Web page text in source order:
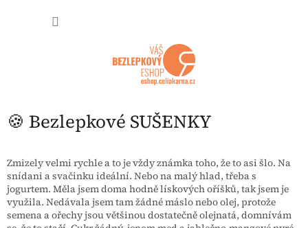
🍪 Bezlepkové SUŠENKY
Zmizely velmi rychle a to je vždy známka toho, že to asi šlo. Na
snídani a svačinku ideální. Nebo na malý hlad, třeba s
jogurtem. Měla jsem doma hodně lískových oříšků, tak jsem je
využila. Nedávala jsem tam žádné máslo nebo olej, protože
semena a ořechy jsou většinou dostatečně olejnatá, domnívám